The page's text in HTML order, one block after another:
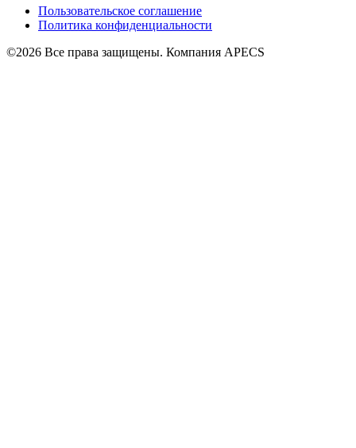
Пользовательское соглашение
Политика конфиденциальности
©2026 Все права защищены. Компания APECS